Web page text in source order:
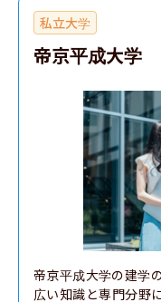
私立大学
帝京平成大学
帝京平成大学の建学
広い知識と専門分野